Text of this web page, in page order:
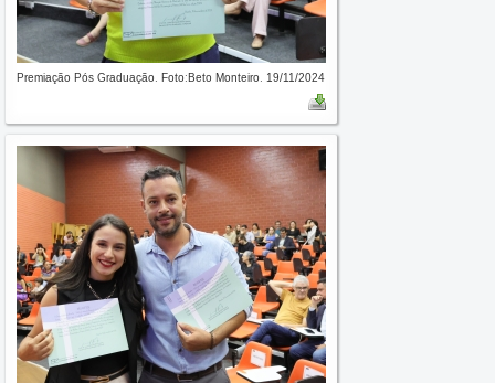
Premiação Pós Graduação. Foto:Beto Monteiro. 19/11/2024